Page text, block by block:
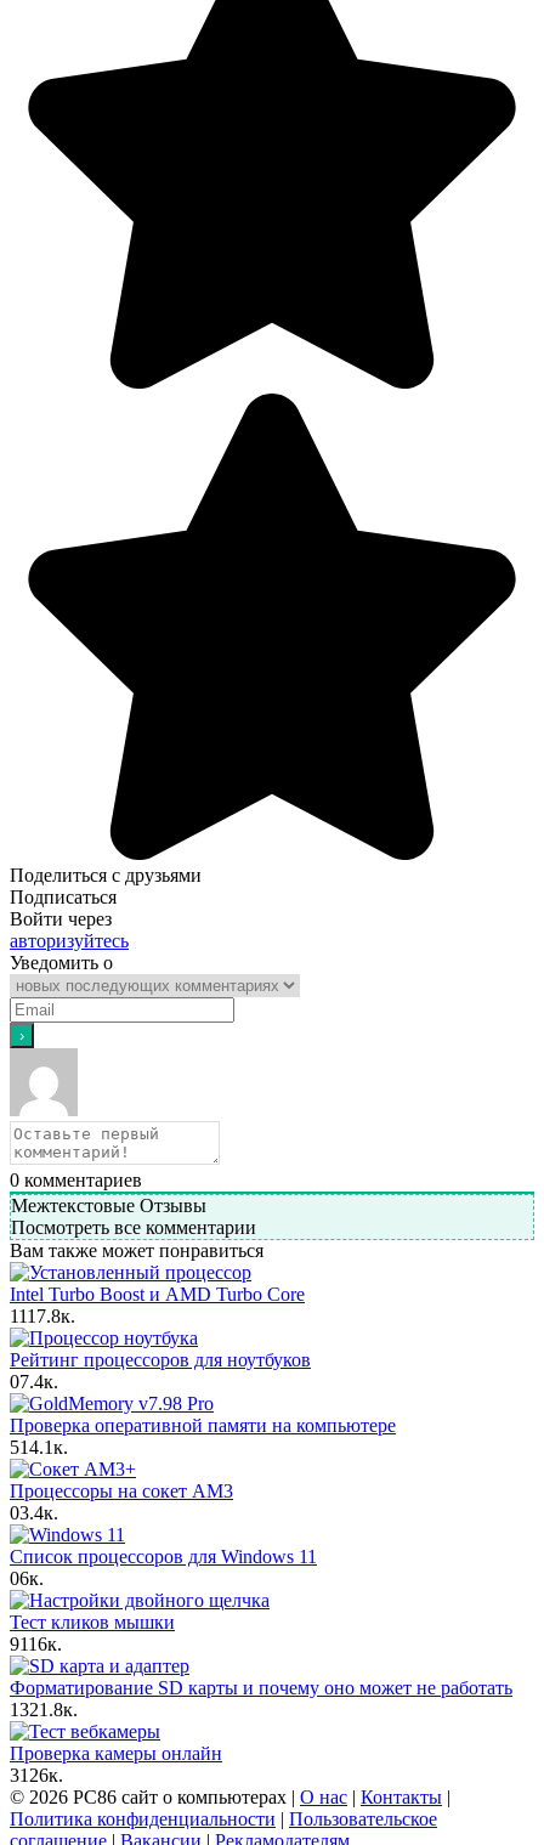
Поделиться с друзьями
Подписаться
Войти через
авторизуйтесь
Уведомить о
0 комментариев
Межтекстовые Отзывы
Посмотреть все комментарии
Вам также может понравиться
Intel Turbo Boost и AMD Turbo Core
1117.8к.
Рейтинг процессоров для ноутбуков
07.4к.
Проверка оперативной памяти на компьютере
514.1к.
Процессоры на сокет AM3
03.4к.
Список процессоров для Windows 11
06к.
Тест кликов мышки
9116к.
Форматирование SD карты и почему оно может не работать
1321.8к.
Проверка камеры онлайн
3126к.
© 2026 PC86 сайт о компьютерах | О нас | Контакты |
Политика конфиденциальности | Пользовательское
соглашение | Вакансии | Рекламодателям